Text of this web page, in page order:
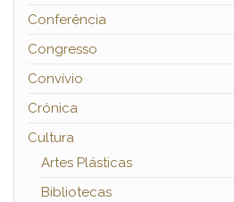
Conferência
Congresso
Convívio
Crónica
Cultura
Artes Plásticas
Bibliotecas